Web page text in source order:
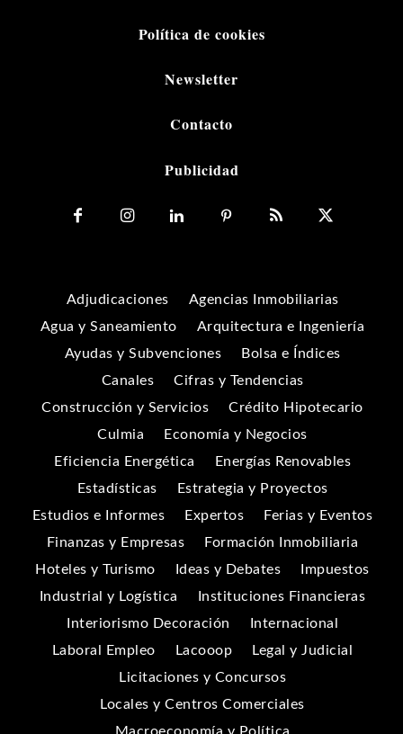
Política de cookies
Newsletter
Contacto
Publicidad
Adjudicaciones
Agencias Inmobiliarias
Agua y Saneamiento
Arquitectura e Ingeniería
Ayudas y Subvenciones
Bolsa e Índices
Canales
Cifras y Tendencias
Construcción y Servicios
Crédito Hipotecario
Culmia
Economía y Negocios
Eficiencia Energética
Energías Renovables
Estadísticas
Estrategia y Proyectos
Estudios e Informes
Expertos
Ferias y Eventos
Finanzas y Empresas
Formación Inmobiliaria
Hoteles y Turismo
Ideas y Debates
Impuestos
Industrial y Logística
Instituciones Financieras
Interiorismo Decoración
Internacional
Laboral Empleo
Lacooop
Legal y Judicial
Licitaciones y Concursos
Locales y Centros Comerciales